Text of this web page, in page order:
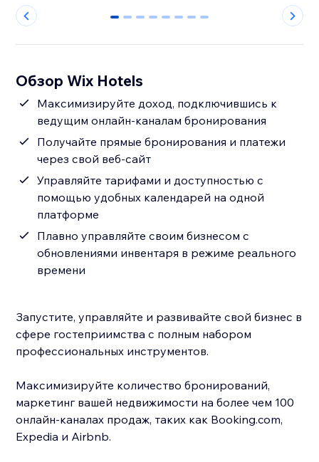
0 1 2 3 4 5 6 7
Обзор Wix Hotels
Максимизируйте доход, подключившись к
ведущим онлайн-каналам бронирования
Получайте прямые бронирования и платежи
через свой веб-сайт
Управляйте тарифами и доступностью с
помощью удобных календарей на одной
платформе
Плавно управляйте своим бизнесом с
обновлениями инвентаря в режиме реального
времени
Запустите, управляйте и развивайте свой бизнес в
сфере гостеприимства с полным набором
профессиональных инструментов.
Максимизируйте количество бронирований,
маркетинг вашей недвижимости на более чем 100
онлайн-каналах продаж, таких как Booking.com,
Expedia и Airbnb.